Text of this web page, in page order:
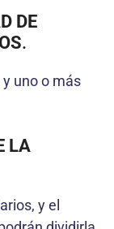
DE
.
uno o más
LA
y el